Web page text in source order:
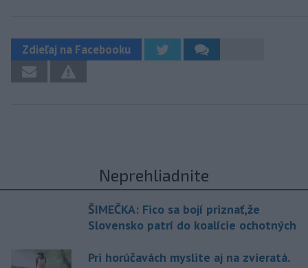
Zdieľaj na Facebooku
Neprehliadnite
ŠIMEČKA: Fico sa bojí priznať,že
Slovensko patrí do koalície ochotných
Pri horúčavách myslite aj na zvieratá.